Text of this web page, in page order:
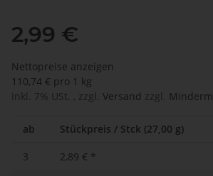
2,99 €
Nettopreise anzeigen
110,74 € pro 1 kg
inkl. 7% USt. , zzgl. Versand zzgl.
ab Stückpreis / Stck (27,00 g)
3 2,89 € *